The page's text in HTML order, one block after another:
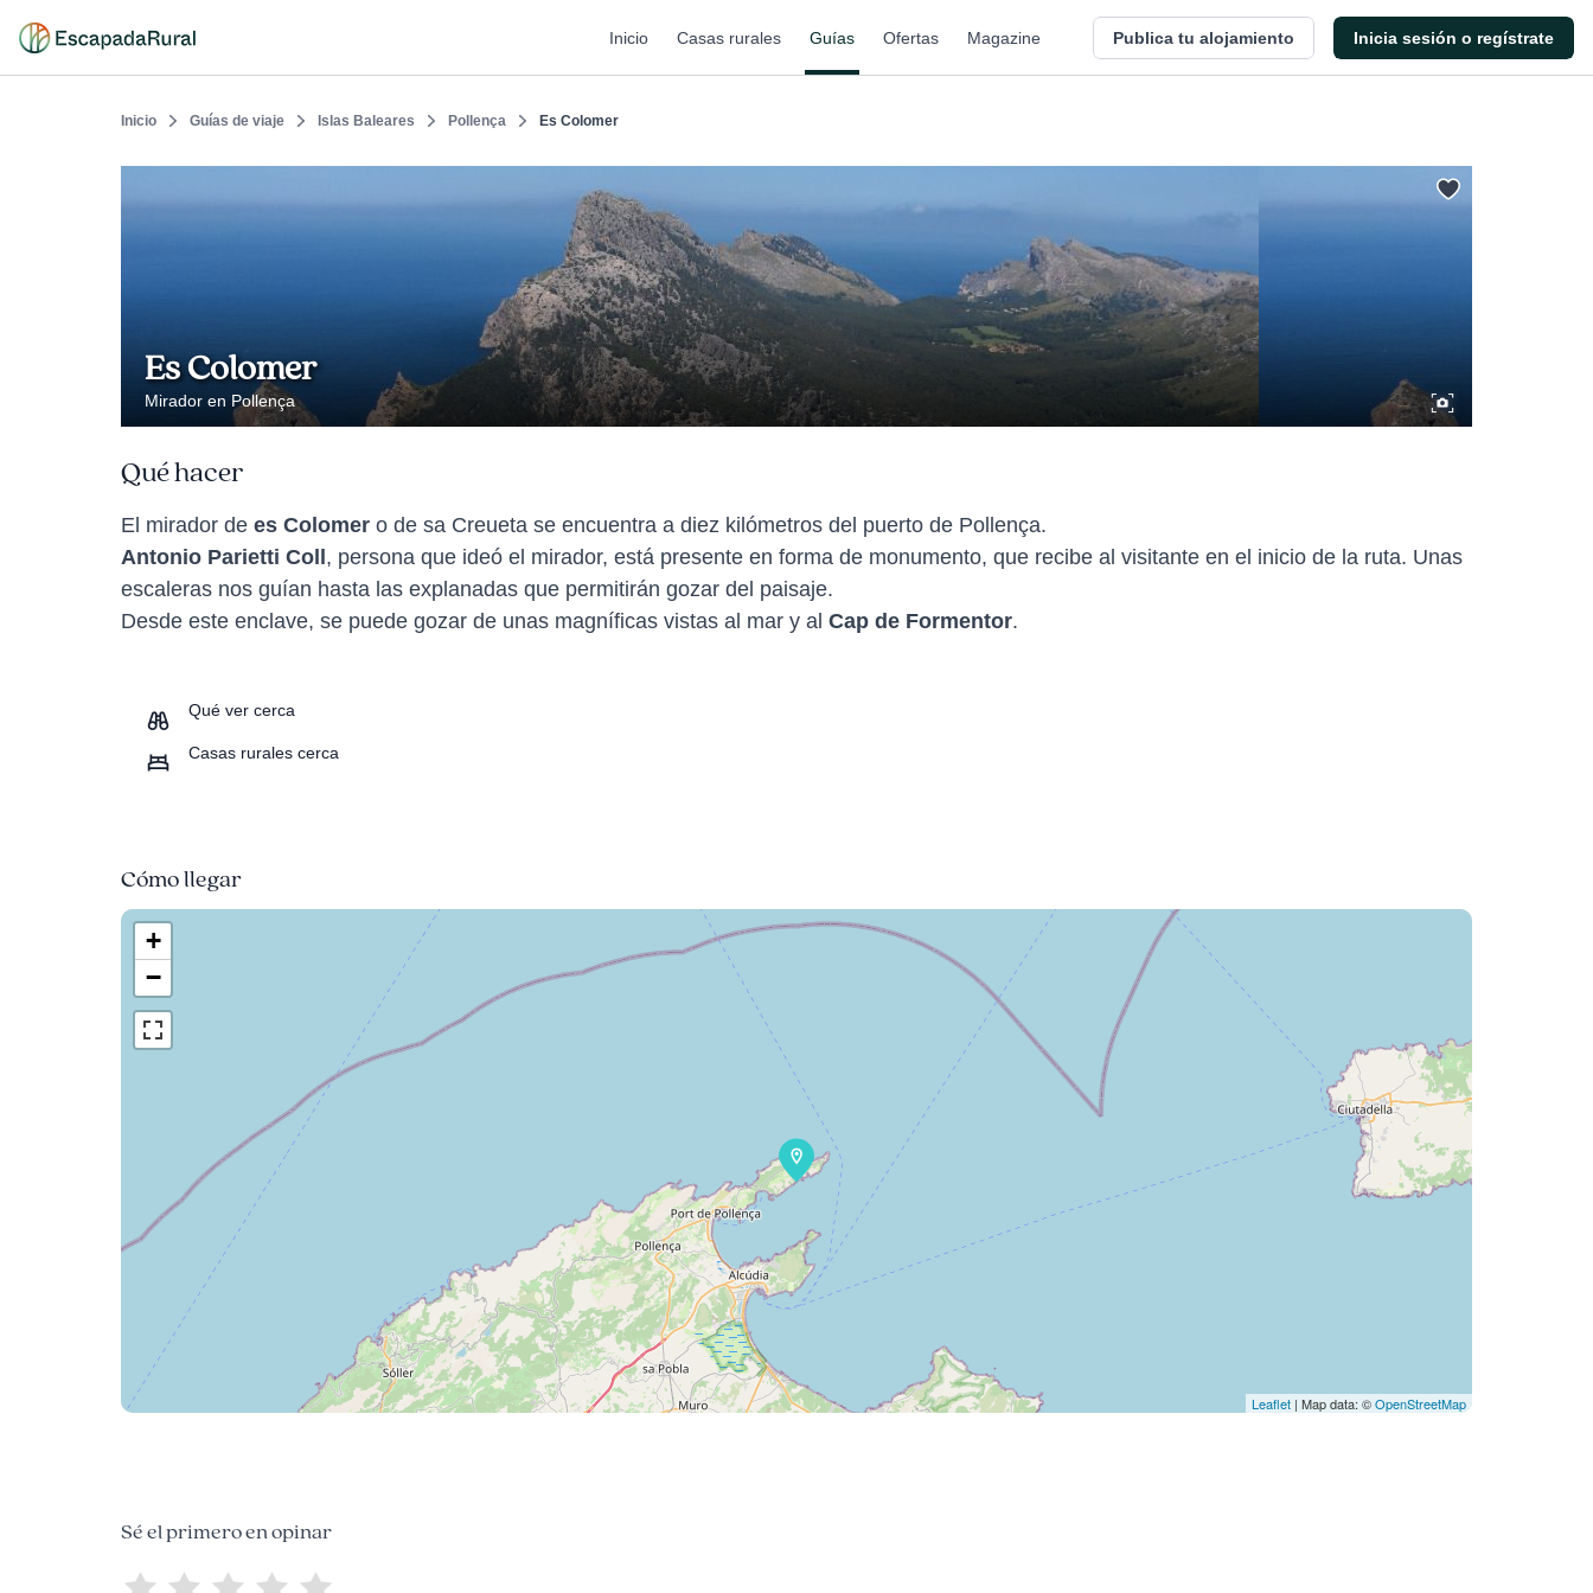
Inicio Casas rurales Guías Ofertas Magazine Publica tu alojamiento Inicia sesión o regístrate
Inicio Guías de viaje Islas Baleares Pollença Es Colomer
Es Colomer
Mirador en Pollença
Qué hacer
El mirador de es Colomer o de sa Creueta se encuentra a diez kilómetros del puerto de Pollença.
Antonio Parietti Coll , persona que ideó el mirador, está presente en forma de monumento, que recibe al visitante en el inicio de la ruta. Unas
escaleras nos guían hasta las explanadas que permitirán gozar del paisaje.
Desde este enclave, se puede gozar de unas magníficas vistas al mar y al Cap de Formentor.
Qué ver cerca
Casas rurales cerca
Cómo llegar
+
−
Leaflet | Map data: ©OpenStreetMap
Sé el primero en opinar